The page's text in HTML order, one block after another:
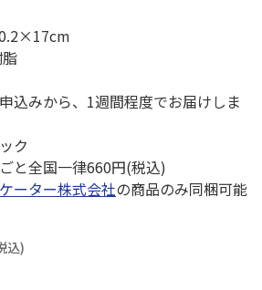
込みから、1週間程度でお届けしま
ク
と全国一律660円(税込)
ーター株式会社の商品のみ同梱可能
込)